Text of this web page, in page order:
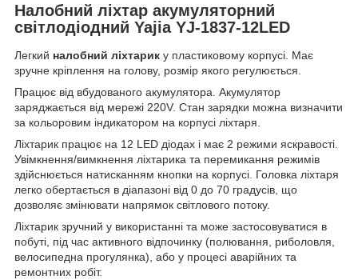
Налобний ліхтар акумуляторний
світлодіодний Yajia YJ-1837-12LED
Легкий налобний ліхтарик у пластиковому корпусі. Має
зручне кріплення на голову, розмір якого регулюється.
Працює від вбудованого акумулятора. Акумулятор
заряджається від мережі 220V. Стан зарядки можна визначити
за кольоровим індикатором на корпусі ліхтаря.
Ліхтарик працює на 12 LED діодах і має 2 режими яскравості.
Увімкнення/вимкнення ліхтарика та перемикання режимів
здійснюється натисканням кнопки на корпусі. Головка ліхтаря
легко обертається в діапазоні від 0 до 70 градусів, що
дозволяє змінювати напрямок світлового потоку.
Ліхтарик зручний у використанні та може застосовуватися в
побуті, під час активного відпочинку (полювання, риболовля,
велосипедна прогулянка), або у процесі аварійних та
ремонтних робіт.